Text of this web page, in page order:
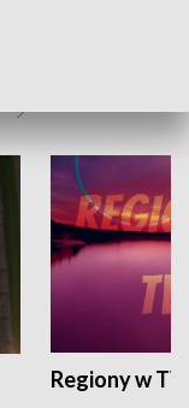
Regiony w